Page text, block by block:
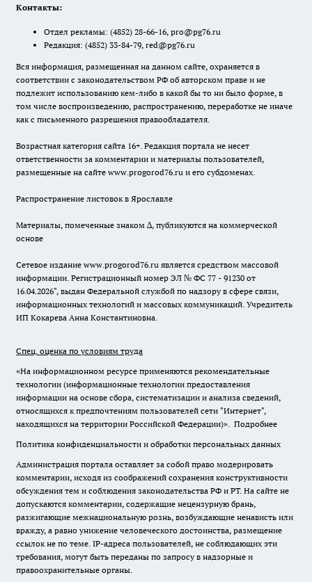
Контакты:
Отдел рекламы: (4852) 28-66-16, pro@pg76.ru
Редакция: (4852) 33-84-79, red@pg76.ru
Вся информация, размещенная на данном сайте, охраняется в
соответствии с законодательством РФ об авторском праве и не
подлежит использованию кем-либо в какой бы то ни было форме, в
том числе воспроизведению, распространению, переработке не иначе
как с письменного разрешения правообладателя.
Возрастная категория сайта 16+. Редакция портала не несет
ответственности за комментарии и материалы пользователей,
размещенные на сайте www.progorod76.ru и его субдоменах.
Распространение листовок в Ярославле
Материалы, помеченные знаком ∆, публикуются на коммерческой
основе
Сетевое издание www.progorod76.ru является средством массовой
информации. Регистрационный номер ЭЛ № ФС 77 - 91230 от
16.04.2026", выдан Федеральной службой по надзору в сфере связи,
информационных технологий и массовых коммуникаций. Учредитель
ИП Кокарева Анна Константиновна.
Спец. оценка по условиям труда
«На информационном ресурсе применяются рекомендательные
технологии (информационные технологии предоставления
информации на основе сбора, систематизации и анализа сведений,
относящихся к предпочтениям пользователей сети "Интернет",
находящихся на территории Российской Федерации)». Подробнее
Политика конфиденциальности и обработки персональных данных
Администрация портала оставляет за собой право модерировать
комментарии, исходя из соображений сохранения конструктивности
обсуждения тем и соблюдения законодательства РФ и РТ. На сайте не
допускаются комментарии, содержащие нецензурную брань,
разжигающие межнациональную рознь, возбуждающие ненависть или
вражду, а равно унижение человеческого достоинства, размещение
ссылок не по теме. IP-адреса пользователей, не соблюдающих эти
требования, могут быть переданы по запросу в надзорные и
правоохранительные органы.